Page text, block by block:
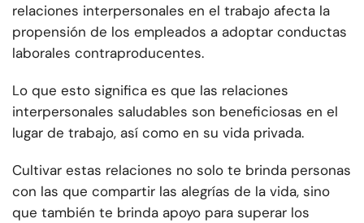
relaciones interpersonales en el trabajo afecta la
propensión de los empleados a adoptar conductas
laborales contraproducentes.
Lo que esto significa es que las relaciones
interpersonales saludables son beneficiosas en el
lugar de trabajo, así como en su vida privada.
Cultivar estas relaciones no solo te brinda personas
con las que compartir las alegrías de la vida, sino
que también te brinda apoyo para superar los